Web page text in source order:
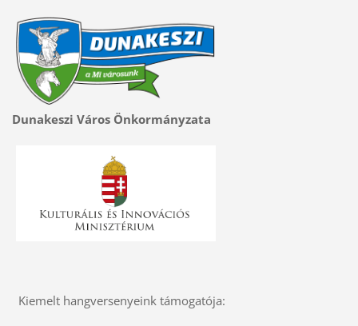
Dunakeszi Város Önkormányzata
Kiemelt hangversenyeink támogatója: